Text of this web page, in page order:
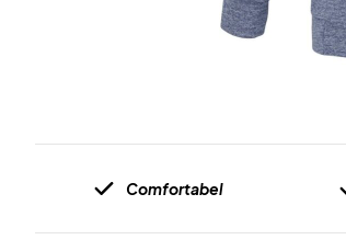
Comfortabel